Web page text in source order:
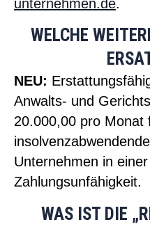
unternehmen.de.
WELCHE
NEU:
Anwalts- und
20.000,00 pro Monat
Unternehmen in
Zahlungsunfähigkeit.
WAS IST DIE